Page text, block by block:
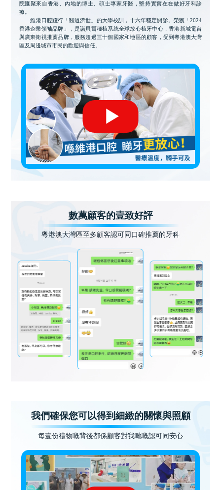
院匯聚來自香港、內地的博士、碩士專家牙醫，堅持實實在在做好牙科診
療。
維港口腔踐行「醫道濟世」的大學校訓，十六年穩定開診。榮獲「2024
香港企業領袖品牌」，是諾貝爾種植系統全球放心植牙中心，香港新城電台
與廣東衛視推薦品牌，服務超過三十個國家和地區的顧客，受到粵港澳大灣
區及周邊城市市民的歡迎與信任。
數萬顧客的壹致好評
粵港澳大灣區至多顧客認可同口碑推薦的牙科
我們確保您可以得到細緻的關懷與照顧
每壹份禮物嘅背後都係顧客對我哋嘅認可同安心